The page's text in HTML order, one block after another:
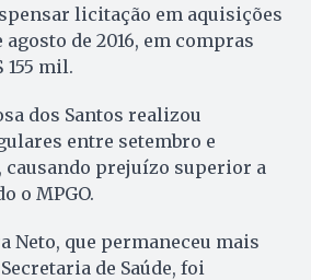
licitação em aquisições
de 2016, em compras
155 mil.
dos Santos realizou
entre setembro e
causando prejuízo superior a
o MPGO.
Neto, que permaneceu mais
de Saúde, foi